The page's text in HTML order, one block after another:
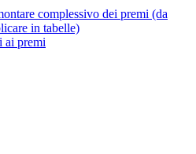
complessivo dei premi (da
in tabelle)
ai premi